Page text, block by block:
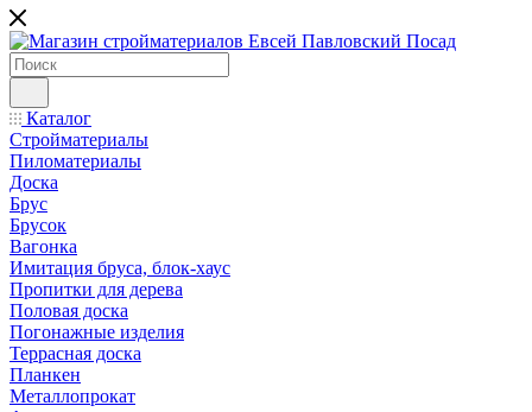
Каталог
Стройматериалы
Пиломатериалы
Доска
Брус
Брусок
Вагонка
Имитация бруса, блок-хаус
Пропитки для дерева
Половая доска
Погонажные изделия
Террасная доска
Планкен
Металлопрокат